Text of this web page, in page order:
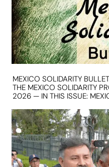
MEXICO SOLIDARITY
THE MEXICO SOLIDARITY
2026 — IN THIS ISSUE: